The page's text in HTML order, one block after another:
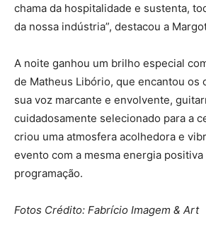
chama da hospitalidade e sustenta,
da nossa indústria”, destacou a
A noite ganhou um brilho especial
de Matheus Libório, que encantou os
sua voz marcante e envolvente,
cuidadosamente selecionado para a
criou uma atmosfera acolhedora e
evento com a mesma energia
programação.
Fotos Crédito: Fabrício Imagem & Art